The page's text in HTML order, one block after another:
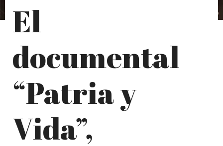
El
documental
“Patria y
Vida”,